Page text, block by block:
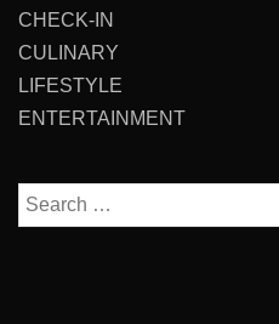
CHECK-IN
CULINARY
LIFESTYLE
ENTERTAINMENT
Search
for: